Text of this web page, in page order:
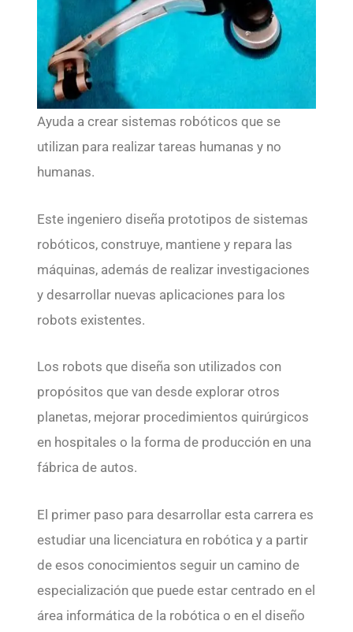
Ayuda a crear sistemas robóticos que se
utilizan para realizar tareas humanas y no
humanas.
Este ingeniero diseña prototipos de sistemas
robóticos, construye, mantiene y repara las
máquinas, además de realizar investigaciones
y desarrollar nuevas aplicaciones para los
robots existentes.
Los robots que diseña son utilizados con
propósitos que van desde explorar otros
planetas, mejorar procedimientos quirúrgicos
en hospitales o la forma de producción en una
fábrica de autos.
El primer paso para desarrollar esta carrera es
estudiar una licenciatura en robótica y a partir
de esos conocimientos seguir un camino de
especialización que puede estar centrado en el
área informática de la robótica o en el diseño